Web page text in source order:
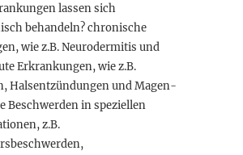
lassen sich
behandeln? chronische
wie z.B. Neurodermitis und
Erkrankungen, wie z.B.
Halsentzündungen und Magen-
Beschwerden in speziellen
z.B.